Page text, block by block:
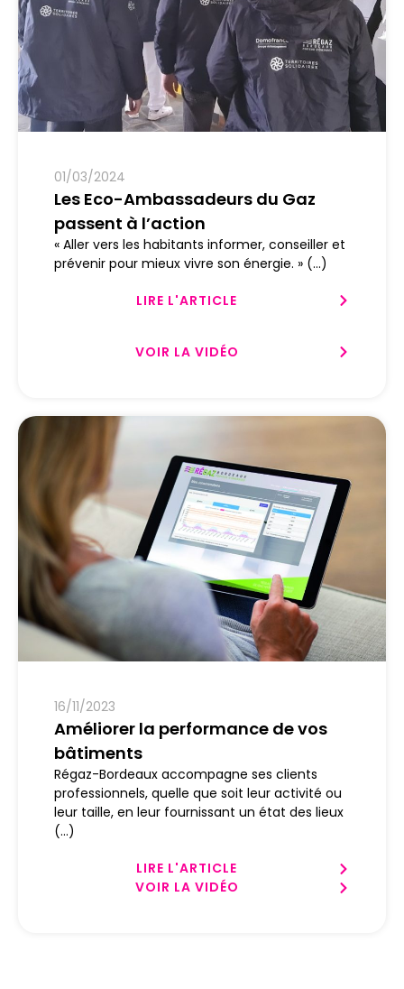
01/03/2024
Les Eco-Ambassadeurs du Gaz
passent à l’action
« Aller vers les habitants informer, conseiller et
prévenir pour mieux vivre son énergie. » (...)
LIRE L'ARTICLE
VOIR LA VIDÉO
16/11/2023
Améliorer la performance de vos
bâtiments
Régaz-Bordeaux accompagne ses clients
professionnels, quelle que soit leur activité ou
leur taille, en leur fournissant un état des lieux
(...)
LIRE L'ARTICLE
VOIR LA VIDÉO